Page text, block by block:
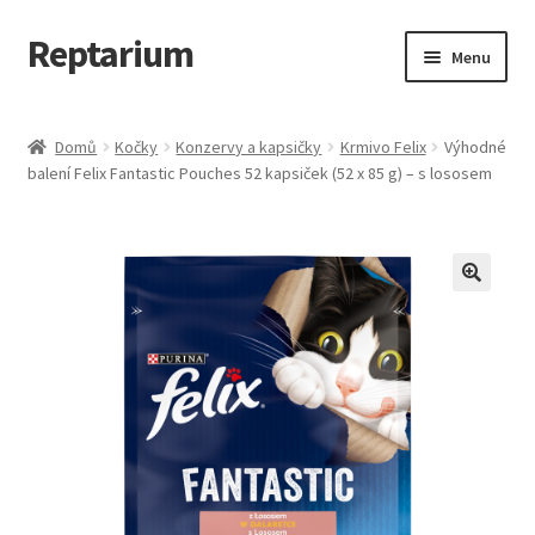
Přeskočit
na
Přejít
k
webu
Reptarium Menu
Košík
Vše pro kočky
Domů Kočky Konzervy a kapsičky Krmivo Felix
Výhodné
balení Felix Fantastic Pouches 52 kapsiček (52 x 85 g) – s lososem